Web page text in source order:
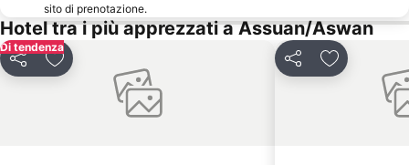
sito di prenotazione.
Hotel tra i più apprezzati a Assuan/Aswan
Di tendenza
CondividiAggiungi ai preferiti CondividiAggiungi